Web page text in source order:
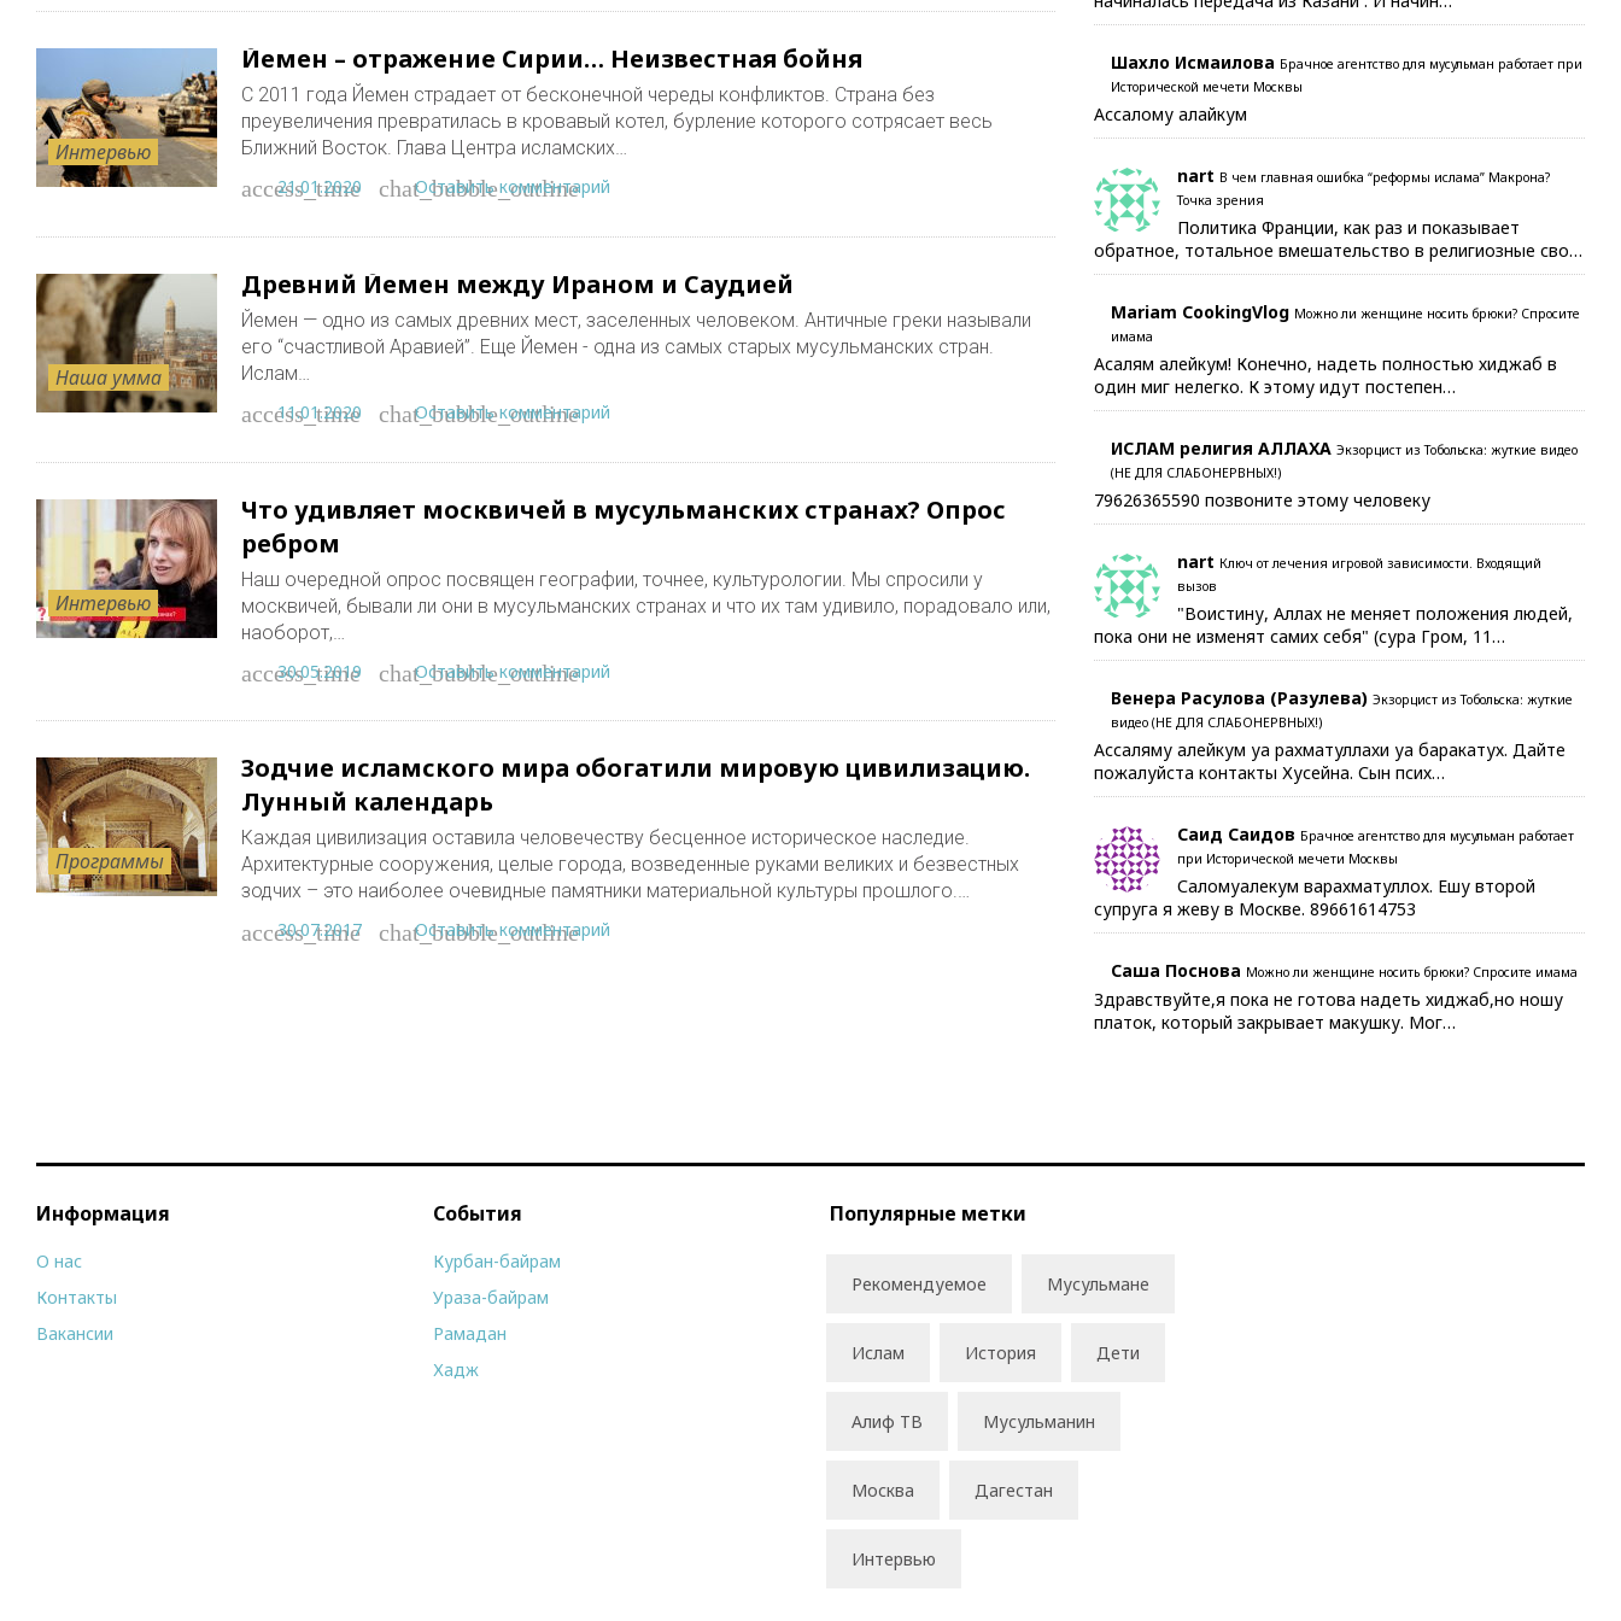
Интервью
Йемен – отражение Сирии… Неизвестная бойня
С 2011 года Йемен страдает от бесконечной череды конфликтов. Страна без
преувеличения превратилась в кровавый котел, бурление которого сотрясает весь
Ближний Восток. Глава Центра исламских…
access_time
21.01.2020 chat_bubble_outline
Оставить комментарий
Наша умма
Древний Йемен между Ираном и Саудией
Йемен — одно из самых древних мест, заселенных человеком. Античные греки называли
его “счастливой Аравией”. Еще Йемен - одна из самых старых мусульманских стран.
Ислам…
access_time
11.01.2020 chat_bubble_outline
Оставить комментарий
Интервью
Что удивляет москвичей в мусульманских странах? Опрос
ребром
Наш очередной опрос посвящен географии, точнее, культурологии. Мы спросили у
москвичей, бывали ли они в мусульманских странах и что их там удивило, порадовало или,
наоборот,…
access_time
30.05.2019 chat_bubble_outline
Оставить комментарий
Программы
Зодчие исламского мира обогатили мировую цивилизацию.
Лунный календарь
Каждая цивилизация оставила человечеству бесценное историческое наследие.
Архитектурные сооружения, целые города, возведенные руками великих и безвестных
зодчих – это наиболее очевидные памятники материальной культуры прошлого.…
access_time
30.07.2017 chat_bubble_outline
Оставить комментарий
Шахло Исмаилова Брачное агентство для мусульман работает при
Исторической мечети Москвы
Ассалому алайкум
nart В чем главная ошибка “реформы ислама” Макрона?
Точка зрения
Политика Франции, как раз и показывает
обратное, тотальное вмешательство в религиозные сво…
Mariam CookingVlog Можно ли женщине носить брюки? Спросите
имама
Асалям алейкум! Конечно, надеть полностью хиджаб в
один миг нелегко. К этому идут постепен…
ИСЛАМ религия АЛЛАХА Экзорцист из Тобольска: жуткие видео
(НЕ ДЛЯ СЛАБОНЕРВНЫХ!)
79626365590 позвоните этому человеку
nart Ключ от лечения игровой зависимости. Входящий
вызов
"Воистину, Аллах не меняет положения людей,
пока они не изменят самих себя" (сура Гром, 11…
Венера Расулова (Разулева) Экзорцист из Тобольска: жуткие
видео (НЕ ДЛЯ СЛАБОНЕРВНЫХ!)
Ассаляму алейкум уа рахматуллахи уа баракатух. Дайте
пожалуйста контакты Хусейна. Сын псих…
Саид Саидов Брачное агентство для мусульман работает
при Исторической мечети Москвы
Саломуалекум варахматуллох. Ешу второй
супруга я жеву в Москве. 89661614753
Саша Поснова Можно ли женщине носить брюки? Спросите имама
Здравствуйте,я пока не готова надеть хиджаб,но ношу
платок, который закрывает макушку. Мог…
Информация
О нас
Контакты
Вакансии
События
Курбан-байрам
Ураза-байрам
Рамадан
Хадж
Популярные метки
Рекомендуемое Мусульмане
Ислам История Дети
Алиф ТВ Мусульманин
Москва Дагестан
Интервью